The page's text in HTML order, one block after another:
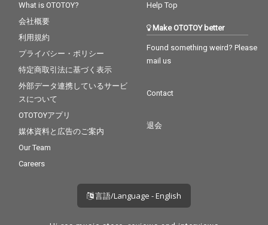
What is OTOTOY?
会社概要
利用規約
プライバシー・ポリシー
特定商取引法に基づく表示
外部データ連携しているサービ
スについて
OTOTOYアプリ
媒体資料と広告のご案内
Our Team
Careers
Help Top
Make OTOTOY better
Found something weird? Please
mail us
Contact
退会
言語/Language - English